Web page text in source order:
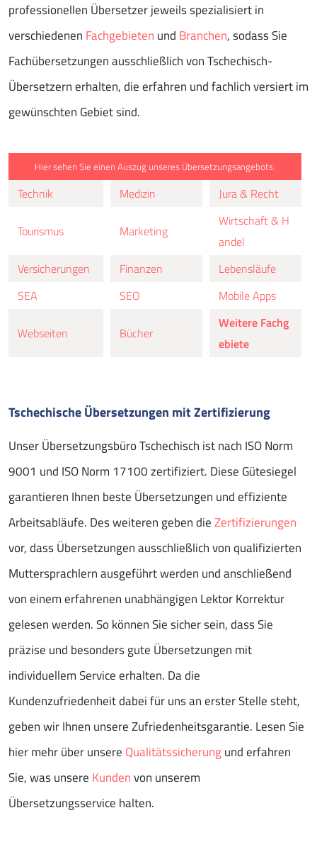
professionellen Übersetzer jeweils spezialisiert in
verschiedenen Fachgebieten und Branchen, sodass Sie
Fachübersetzungen ausschließlich von Tschechisch-
Übersetzern erhalten, die erfahren und fachlich versiert im
gewünschten Gebiet sind.
Hier sehen Sie einen Auszug unseres Übersetzungsangebots:
Technik Medizin Jura & Recht
Tourismus Marketing
Wirtschaft & H
andel
Versicherungen
Finanzen
Lebensläufe
SEA
SEO Mobile Apps
Webseiten Bücher
Weitere Fachg
ebiete
Tschechische Übersetzungen mit Zertifizierung
Unser Übersetzungsbüro Tschechisch ist nach ISO Norm
9001 und ISO Norm 17100 zertifiziert. Diese Gütesiegel
garantieren Ihnen beste Übersetzungen und effiziente
Arbeitsabläufe. Des weiteren geben dieZertifizierungen
vor, dass Übersetzungen ausschließlich von qualifizierten
Muttersprachlern ausgeführt werden und anschließend
von einem erfahrenen unabhängigen Lektor Korrektur
gelesen werden. So können Sie sicher sein, dass Sie
präzise und besonders gute Übersetzungen mit
individuellem Service erhalten. Da die
Kundenzufriedenheit dabei für uns an erster Stelle steht,
geben wir Ihnen unsere Zufriedenheitsgarantie. Lesen Sie
hier mehr über unsere Qualitätssicherungund erfahren
Sie, was unsere Kundenvon unserem
Übersetzungsservice halten.